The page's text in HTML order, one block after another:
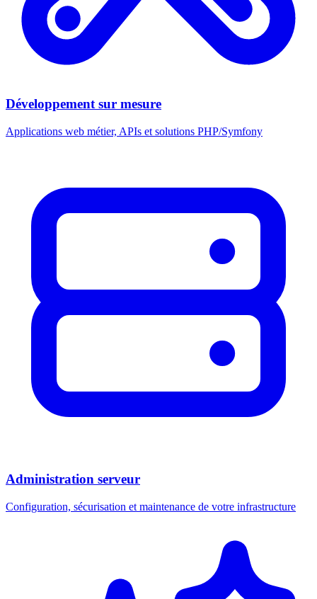
Développement sur mesure
Applications web métier, APIs et solutions PHP/Symfony
Administration serveur
Configuration, sécurisation et maintenance de votre infrastructure